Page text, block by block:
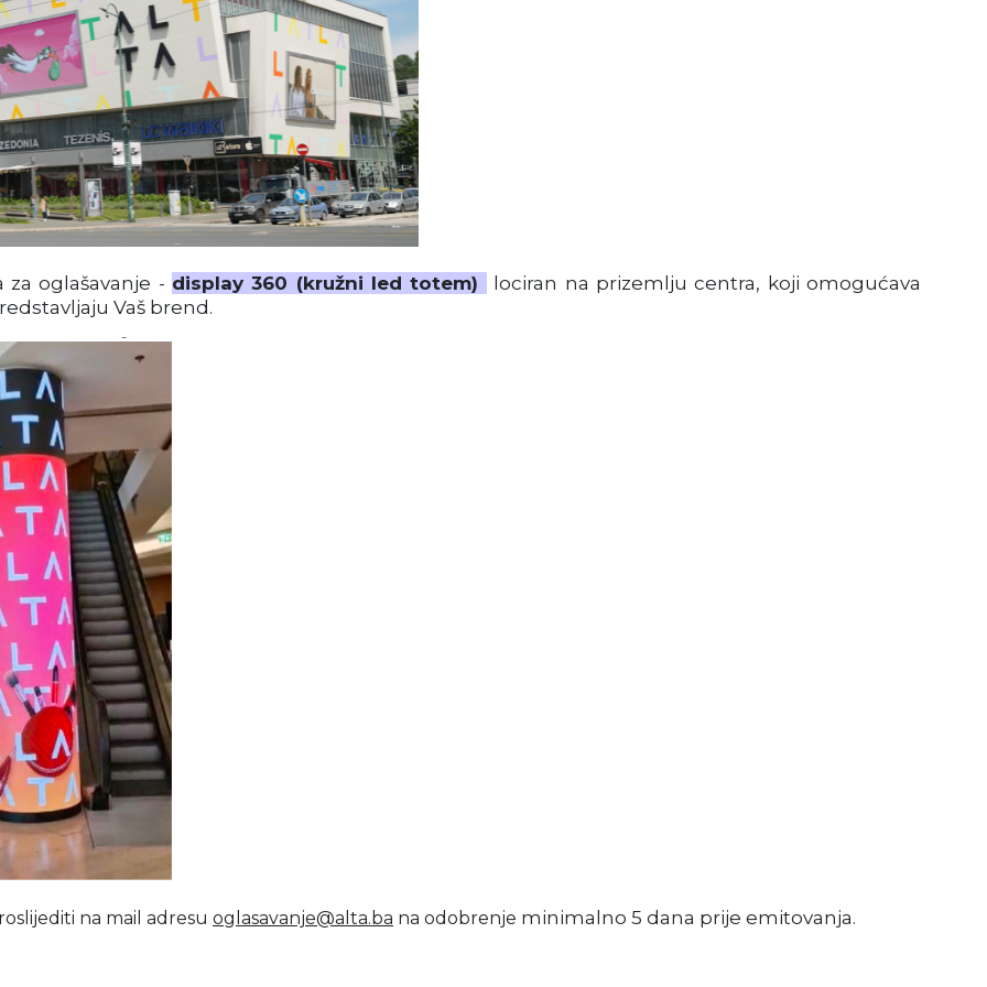
oglašavanje - display 360 (kružni led totem)
lociran na prizemlju centra, koji omogućava
Vaš brend.
na mail adresu oglasavanje@alta.ba na odobrenje minimalno 5 dana prije emitovanja.